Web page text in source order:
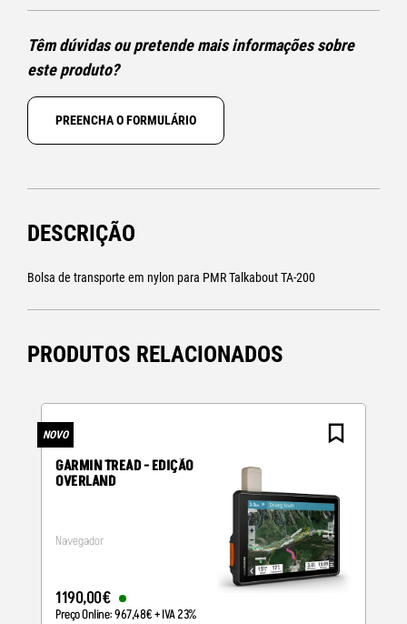
Têm dúvidas ou pretende mais informações sobre
este produto?
PREENCHA O FORMULÁRIO
DESCRIÇÃO
Bolsa de transporte em nylon para PMR Talkabout TA-200
PRODUTOS RELACIONADOS
NOVO
GARMIN TREAD - EDIÇÃO
OVERLAND
Navegador
1190,00€
Preço Online:967,48€+ IVA 23%